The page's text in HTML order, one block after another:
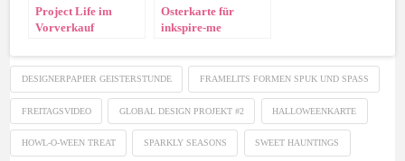
Project Life im
Vorverkauf
Osterkarte für
inkspire-me
DESIGNERPAPIER GEISTERSTUNDE FRAMELITS FORMEN SPUK UND SPASS
FREITAGSVIDEO GLOBAL DESIGN PROJEKT #2 HALLOWEENKARTE
HOWL-O-WEEN TREAT SPARKLY SEASONS SWEET HAUNTINGS